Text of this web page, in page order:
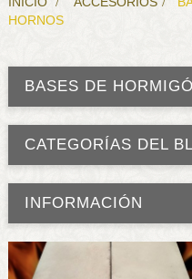
HORNOS
BASES DE
CATEGORÍAS DEL
INFORMACIÓN